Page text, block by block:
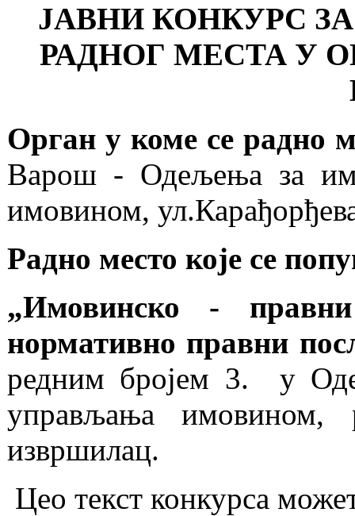
ЈАВНИ КОНКУРС
РАДНОГ МЕСТА У
Орган у коме се радно
Варош - Одељења за
имовином,
Радно место које се
„Имовинско -
нормативно правни
редним бројем 3. у
управљања
извршилац.
Цео текст конкурса